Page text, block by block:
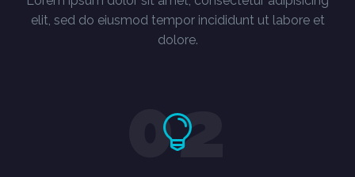
elit, sed do eiusmod tempor incididunt ut labore et
dolore.
02